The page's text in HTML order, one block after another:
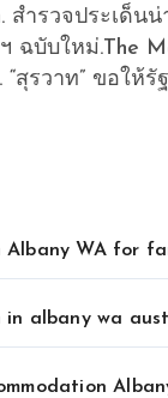
สำรวจประเด็น
ฉบับใหม่.The
สุรวาท” ขอให้รั
Albany WA for
in albany wa